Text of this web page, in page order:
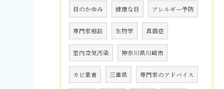
目のかゆみ 健康な目 アレルギー予防
専門家相談 生物学 真菌症
室内空気汚染 神奈川県川崎市
カビ業者 三重県 専門家のアドバイス